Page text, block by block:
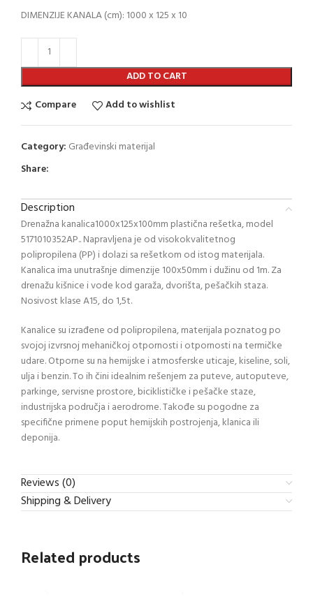
DIMENZIJE KANALA (cm): 1000 x 125 x 10
ADD TO CART
Compare
Add to wishlist
Category: Građevinski materijal
Share:
Description
Drenažna kanalica1000x125x100mm plastična rešetka, model
5171010352AP.. Napravljena je od visokokvalitetnog
polipropilena (PP) i dolazi sa rešetkom od istog materijala.
Kanalica ima unutrašnje dimenzije 100x50mm i dužinu od 1m. Za
drenažu kišnice i vode kod garaža, dvorišta, pešačkih staza.
Nosivost klase A15, do 1,5t.
Kanalice su izrađene od polipropilena, materijala poznatog po
svojoj izvrsnoj mehaničkoj otpornosti i otpornosti na termičke
udare. Otporne su na hemijske i atmosferske uticaje, kiseline, soli,
ulja i benzin. To ih čini idealnim rešenjem za puteve, autoputeve,
parkinge, servisne prostore, biciklističke i pešačke staze,
industrijska područja i aerodrome. Takođe su pogodne za
specifične primene poput hemijskih postrojenja, klanica ili
deponija.
Reviews (0)
Shipping & Delivery
Related products